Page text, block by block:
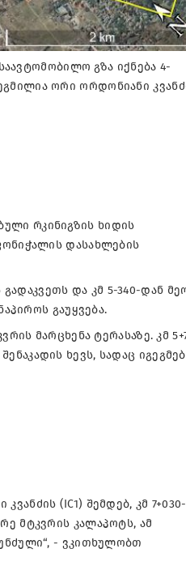
გზა იქნება 4-
ორი ორდონიანი
რკინიგზის ხიდის
დასახლების
და კმ 5-340-დან
გაუყვება.
მარცხენა ტერასაზე. კმ
ხევს, სადაც
(IC1) შემდებ, კმ
მტკვრის კალაპოტს, ამ
- ვკითხულობთ